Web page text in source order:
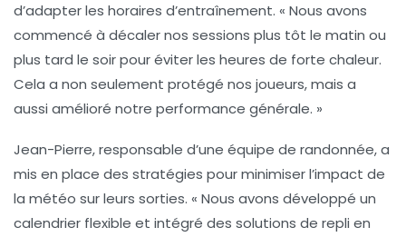
d’adapter les horaires d’entraînement. « Nous avons
commencé à décaler nos sessions plus tôt le matin ou
plus tard le soirpour éviter les heures de forte chaleur.
Cela a non seulement protégé nos joueurs, mais a
aussi amélioré notre performance générale. »
Jean-Pierre, responsable d’une équipe de randonnée, a
mis en place des stratégies pour minimiser l’impact de
la météo sur leurs sorties. « Nous avons développé un
calendrier flexible et intégré des solutions de repli en